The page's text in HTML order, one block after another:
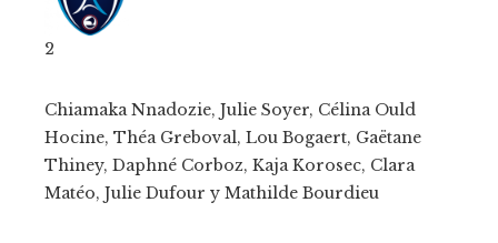
2
Chiamaka Nnadozie, Julie Soyer, Célina Ould
Hocine, Théa Greboval, Lou Bogaert, Gaëtane
Thiney, Daphné Corboz, Kaja Korosec, Clara
Matéo, Julie Dufour y Mathilde Bourdieu